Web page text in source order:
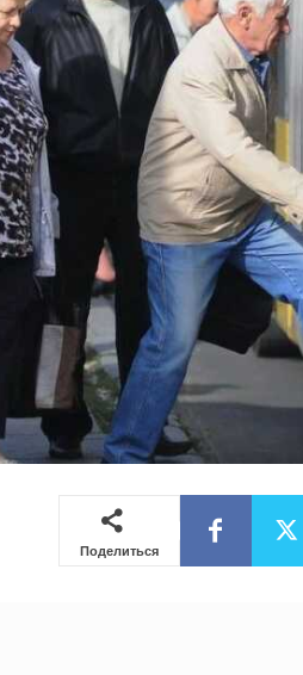
Поделиться